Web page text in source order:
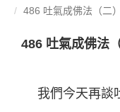
486 吐氣成佛法（二）
486 吐氣成佛法（
我們今天再談